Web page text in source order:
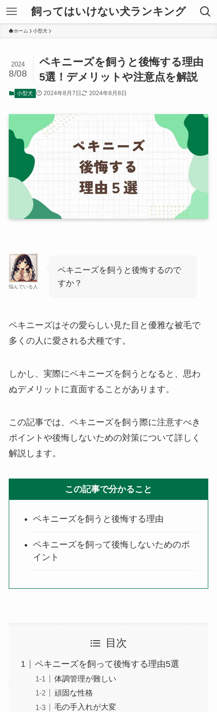
飼ってはいけない犬ランキング
ホーム 小型犬
ペキニーズを飼うと後悔する理由
5選！デメリットや注意点を解説
2024
8/08
小型犬 2024年8月7日 2024年8月8日
悩んでいる人
ペキニーズを飼うと後悔するので
すか？
ペキニーズはその愛らしい見た目と優雅な被毛で
多くの人に愛される犬種です。
しかし、実際にペキニーズを飼うとなると、思わ
ぬデメリットに直面することがあります。
この記事では、ペキニーズを飼う際に注意すべき
ポイントや後悔しないための対策について詳しく
解説します。
この記事で分かること
ペキニーズを飼うと後悔する理由
ペキニーズを飼って後悔しないためのポ
イント
目次
ペキニーズを飼って後悔する理由5選
体調管理が難しい
頑固な性格
毛の手入れが大変